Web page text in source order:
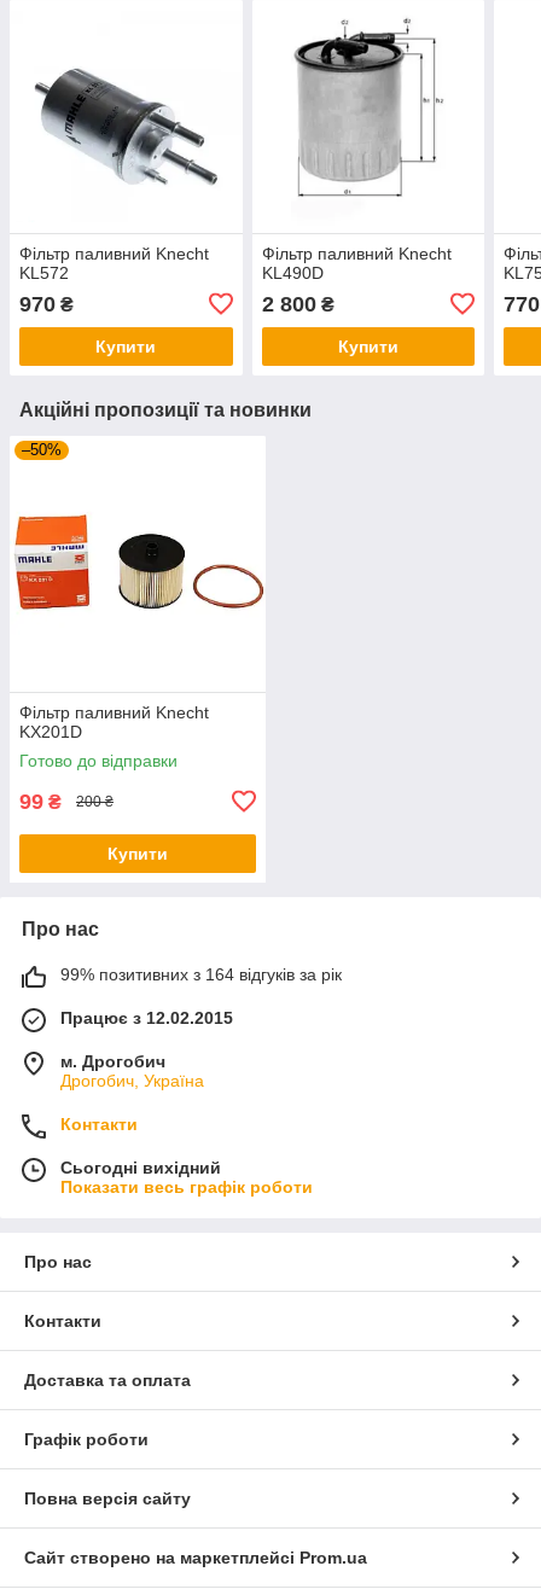
Фільтр паливний Knecht
KL572
970 ₴
Купити
Фільтр паливний Knecht
KL490D
2 800₴
Купити
770
Акційні пропозиції та новинки
–50%
Фільтр паливний Knecht
KX201D
Готово до відправки
99 ₴ 200 ₴
Купити
Про нас
99% позитивних з 164 відгуків за рік
Працює з 12.02.2015
м. Дрогобич
Дрогобич, Україна
Контакти
Сьогодні вихідний
Показати весь графік роботи
Про нас
Контакти
Доставка та оплата
Графік роботи
Повна версія сайту
Сайт створено на маркетплейсі Prom.ua